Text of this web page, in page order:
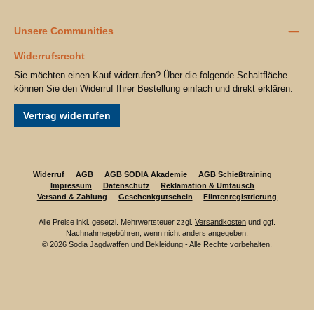
Unsere Communities
Widerrufsrecht
Sie möchten einen Kauf widerrufen? Über die folgende Schaltfläche
können Sie den Widerruf Ihrer Bestellung einfach und direkt erklären.
Vertrag widerrufen
Widerruf AGB AGB SODIA Akademie
AGB Schießtraining
Impressum
Datenschutz
Reklamation & Umtausch
Versand & Zahlung
Geschenkgutschein Flintenregistrierung
Alle Preise inkl. gesetzl. Mehrwertsteuer zzgl. Versandkosten und ggf.
Nachnahmegebühren, wenn nicht anders angegeben.
© 2026 Sodia Jagdwaffen und Bekleidung - Alle Rechte vorbehalten.